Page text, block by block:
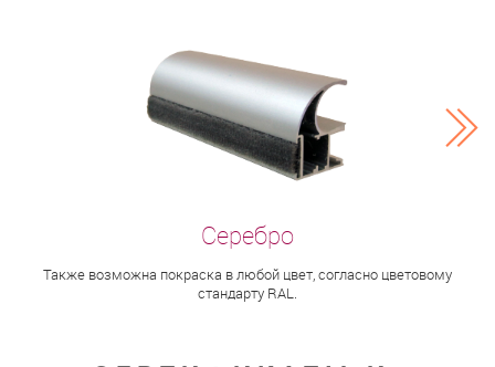
Также возможна покраска в любой цвет, согласно цветовому
стандарту RAL.